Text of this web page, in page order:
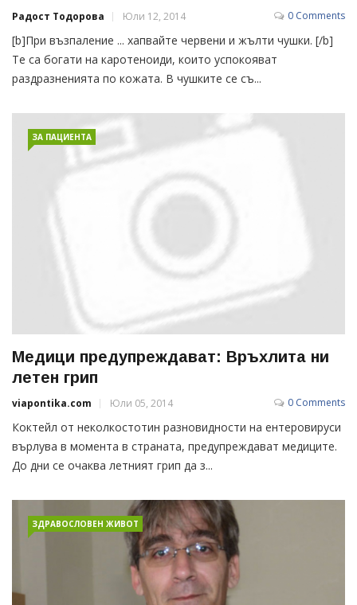
Радост Тодорова Юли 12, 2014 0 Comments
[b]При възпаление ... хапвайте червени и жълти чушки. [/b]
Те са богати на каротеноиди, които успокояват
раздразненията по кожата. В чушките се съ...
ЗА ПАЦИЕНТА
Медици предупреждават: Връхлита ни
летен грип
viapontika.com Юли 05, 2014 0 Comments
Коктейл от неколкостотин разновидности на ентеровируси
върлува в момента в страната, предупреждават медиците.
До дни се очаква летният грип да з...
ЗДРАВОСЛОВЕН ЖИВОТ